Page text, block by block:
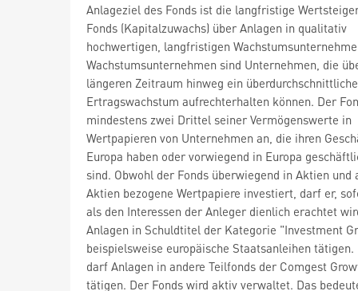
Anlageziel des Fonds ist die langfristige
Fonds (Kapitalzuwachs) über Anlagen in qualitativ
hochwertigen, langfristigen
Wachstumsunternehmen sind Unternehmen, die
längeren Zeitraum hinweg ein
Ertragswachstum aufrechterhalten können. Der
mindestens zwei Drittel seiner Vermögenswerte in
Wertpapieren von Unternehmen an, die ihren
Europa haben oder vorwiegend in Europa
sind. Obwohl der Fonds überwiegend in Aktien und
Aktien bezogene Wertpapiere investiert, darf er,
als den Interessen der Anleger dienlich erachtet
Anlagen in Schuldtitel der Kategorie "Investment
beispielsweise europäische Staatsanleihen tätigen.
darf Anlagen in andere Teilfonds der Comgest
tätigen. Der Fonds wird aktiv verwaltet. Das